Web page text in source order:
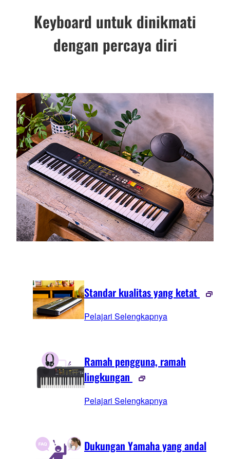
Keyboard untuk dinikmati
dengan percaya diri
Standar kualitas yang ketat
Pelajari Selengkapnya
Ramah pengguna, ramah
lingkungan
Pelajari Selengkapnya
Dukungan Yamaha yang andal